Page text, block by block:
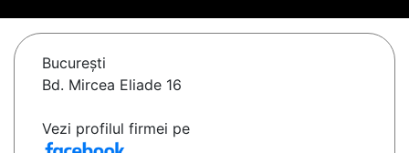
Bucureşti
Bd. Mircea Eliade 16
Vezi profilul firmei pe